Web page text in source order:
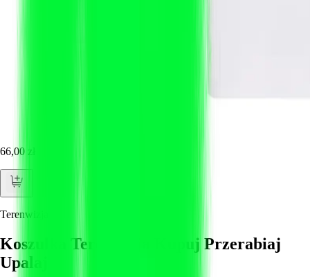
66,00 zł
Terenwizja
Koszulka Terenwizja Kupuj Przerabiaj
Upalaj